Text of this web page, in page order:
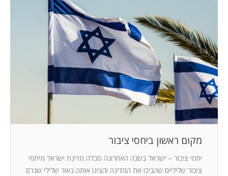
מקום ראשון ביחסי ציבור
יחסי ציבור – ישראל בשנה האחרונה סבלה מדינת ישראל מיחסי
ציבור שליליים שהביכו את המדינה והציגו אותה באור שלילי שגרם